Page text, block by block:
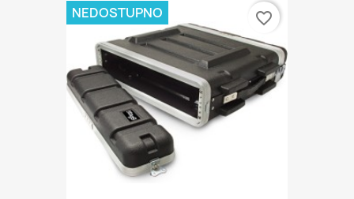
NEDOSTUPNO favorite_border